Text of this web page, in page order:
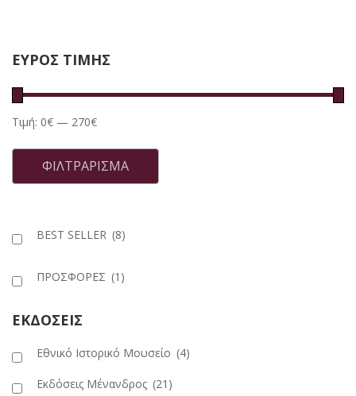
ΕΥΡΟΣ ΤΙΜΗΣ
Ελάχιστη
Μέγιστη
ΦΙΛΤΡΆΡΙΣΜΑ
Τιμή: 0€ — 270€
BEST SELLER (8)
ΠΡΟΣΦΟΡΕΣ (1)
ΕΚΔΟΣΕΙΣ
Εθνικό Ιστορικό Μουσείο (4)
Εκδόσεις Μένανδρος (21)